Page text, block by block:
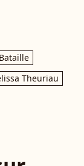
Theuriau